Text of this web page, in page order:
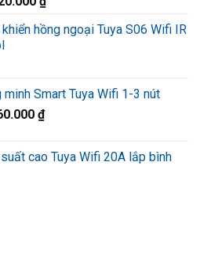
₫.
tại
hồng ngoại Tuya S06 Wifi IR
Smart Tuya Wifi 1-3 nút
₫
cao Tuya Wifi 20A lắp bình